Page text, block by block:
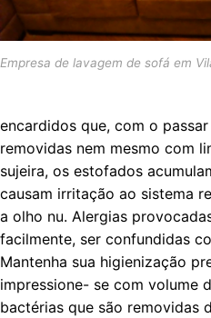
Empresa de lavagem de sofá em
encardidos que, com o
removidas nem mesmo com
sujeira, os estofados
causam irritação ao sistema
a olho nu. Alergias
facilmente, ser confundidas
Mantenha sua higienização
impressione- se com volume
bactérias que são removidas